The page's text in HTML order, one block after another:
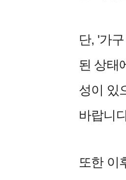
단, '가
된 상태
성이 있
바랍니
또한 이